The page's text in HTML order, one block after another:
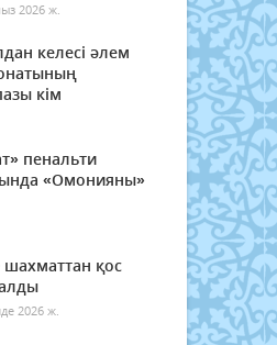
2026 ж.
келесі әлем
кім
пенальти
«Омонияны»
шахматтан қос
2026 ж.